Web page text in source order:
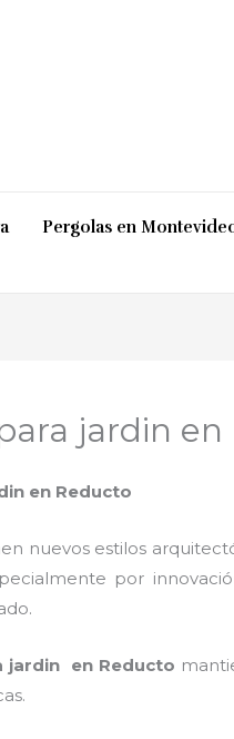
Pergolas en
jardin
en Reducto
nuevos estilos
por
jardin en Reducto